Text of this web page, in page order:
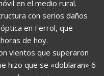
en el medio rural.
con serios daños
en Ferrol, que
de hoy.
vientos que superaron
hizo que se «doblaran» 6